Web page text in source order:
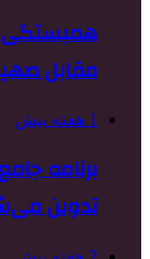
همبستگی
مقابل
1 هفته پیش
برنامه
تدوین